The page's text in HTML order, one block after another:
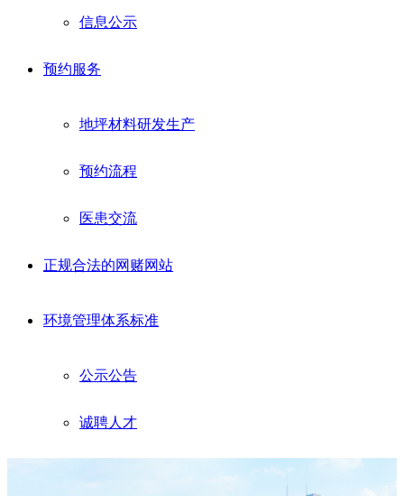
信息公示
预约服务
地坪材料研发生产
预约流程
医患交流
正规合法的网赌网站
环境管理体系标准
公示公告
诚聘人才